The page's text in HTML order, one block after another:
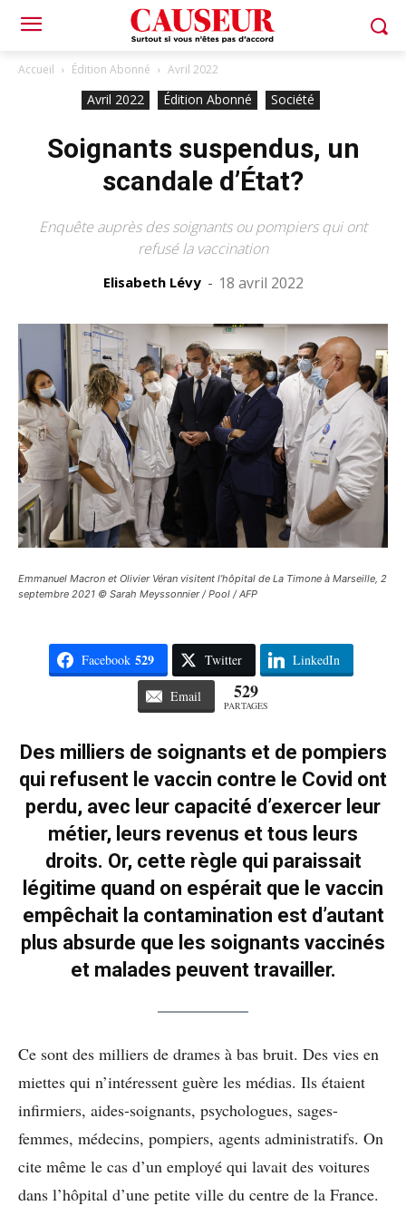
Accueil Édition Abonné Avril 2022
Avril 2022 Édition Abonné Société
Soignants suspendus, un
scandale d’État?
Enquête auprès des soignants ou pompiers qui ont
refusé la vaccination
Elisabeth Lévy - 18 avril 2022
Emmanuel Macron et Olivier Véran visitent l’hôpital de La Timone à Marseille, 2
septembre 2021 © Sarah Meyssonnier / Pool / AFP
Facebook 529 Twitter LinkedIn
Email 529
PARTAGES
Des milliers de soignants et de pompiers
qui refusent le vaccin contre le Covid ont
perdu, avec leur capacité d’exercer leur
métier, leurs revenus et tous leurs
droits. Or, cette règle qui paraissait
légitime quand on espérait que le vaccin
empêchait la contamination est d’autant
plus absurde que les soignants vaccinés
et malades peuvent travailler.
Ce sont des milliers de drames à bas bruit. Des vies en
miettes qui n’intéressent guère les médias. Ils étaient
infirmiers, aides-soignants, psychologues, sages-
femmes, médecins, pompiers, agents administratifs. On
cite même le cas d’un employé qui lavait des voitures
dans l’hôpital d’une petite ville du centre de la France.